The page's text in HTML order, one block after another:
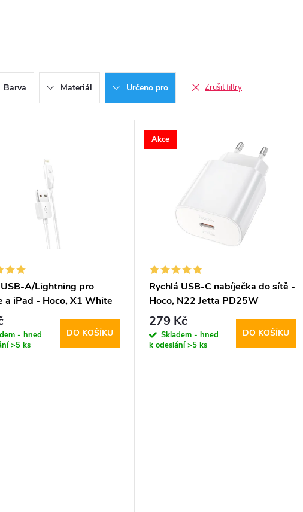
Barva Materiál Určeno pro Zrušit filtry
A/Lightning pro
a iPad - Hoco, X1 White
- hned
>5 ks
DO KOŠÍKU
Akce
Rychlá USB-C nabíječka do sítě -
Hoco, N22 Jetta PD25W
279 Kč
Skladem - hned
k odeslání>5 ks
DO KOŠÍKU